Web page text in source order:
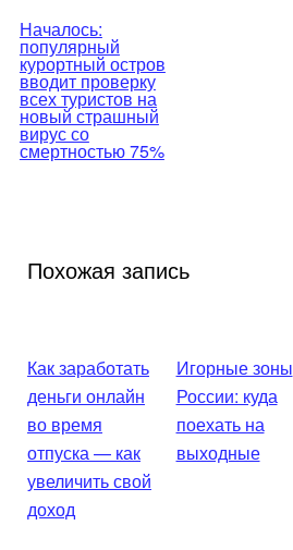
Навигация
по
записям
Началось:
популярный
курортный остров
вводит проверку
всех туристов на
новый страшный
вирус со
смертностью 75%
Похожая запись
Как заработать
деньги онлайн
во время
отпуска — как
увеличить свой
доход
Игорные зоны
России: куда
поехать на
выходные